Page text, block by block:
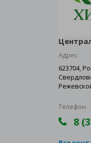
Адрес
623704,
Телефон
8